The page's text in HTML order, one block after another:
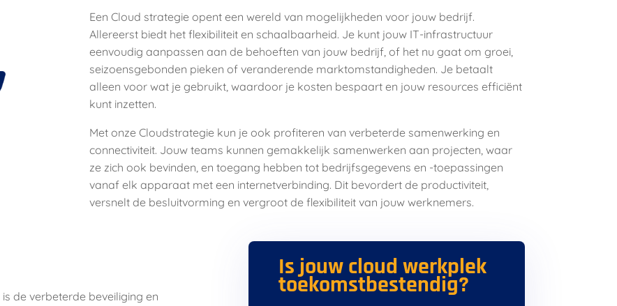
Een Cloud strategie opent een wereld van mogelijkheden voor jouw bedrijf.
Allereerst biedt het flexibiliteit en schaalbaarheid. Je kunt jouw IT-infrastructuur
eenvoudig aanpassen aan de behoeften van jouw bedrijf, of het nu gaat om groei,
seizoensgebonden pieken of veranderende marktomstandigheden. Je betaalt
alleen voor wat je gebruikt, waardoor je kosten bespaart en jouw resources efficiënt
kunt inzetten.
Met onze Cloudstrategie kun je ook profiteren van verbeterde samenwerking en
connectiviteit. Jouw teams kunnen gemakkelijk samenwerken aan projecten, waar
ze zich ook bevinden, en toegang hebben tot bedrijfsgegevens en -toepassingen
vanaf elk apparaat met een internetverbinding. Dit bevordert de productiviteit,
versnelt de besluitvorming en vergroot de flexibiliteit van jouw werknemers.
de verbeterde beveiliging en
Is jouw cloud werkplek
toekomstbestendig?